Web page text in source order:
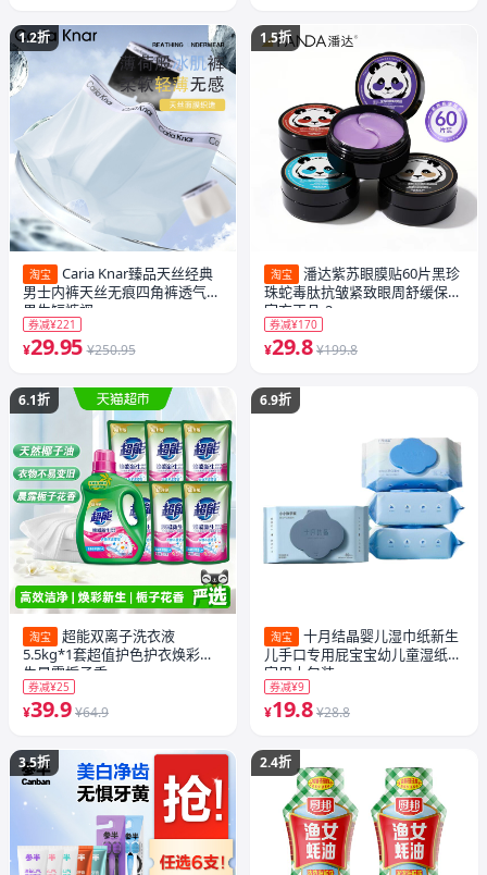
1.2折
淘宝
Caria Knar臻品天丝经典
男士内裤天丝无痕四角裤透气裆
男生短裤衩
券减¥221
¥29.95 ¥250.95
6.1折
淘宝
超能双离子洗衣液
5.5kg*1套超值护色护衣焕彩新
生晨露栀子香
券减¥25
¥39.9 ¥64.9
3.5折
1.5折
淘宝
潘达紫苏眼膜贴60片黑珍
珠蛇毒肽抗皱紧致眼周舒缓保湿
官方正品-2
券减¥170
¥29.8 ¥199.8
6.9折
淘宝
十月结晶婴儿湿巾纸新生
儿手口专用屁宝宝幼儿童湿纸巾
家用大包装
券减¥9
¥19.8 ¥28.8
2.4折